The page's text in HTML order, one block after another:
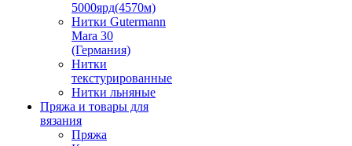
5000ярд(4570м)
Нитки Gutermann
Mara 30
(Германия)
Нитки
текстурированные
Нитки льняные
Пряжа и товары для
вязания
Пряжа